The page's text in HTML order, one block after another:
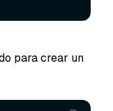
para crear un